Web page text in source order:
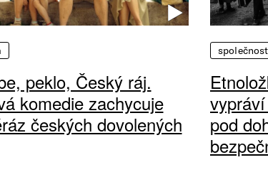
peklo, Český ráj.
komedie zachycuje
českých dovolených
společnost
vypráví
pod